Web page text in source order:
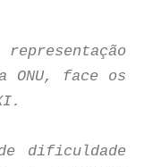
ONU, face os
dificuldade